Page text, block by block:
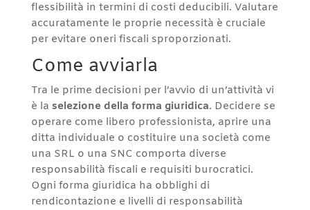
flessibilità in termini di costi deducibili. Valutare
accuratamente le proprie necessità è cruciale
per evitare oneri fiscali sproporzionati.
Come avviarla
Tra le prime decisioni per l’avvio di un’attività vi
è la selezione della forma giuridica. Decidere se
operare come libero professionista, aprire una
ditta individuale o costituire una società come
una SRL o una SNC comporta diverse
responsabilità fiscali e requisiti burocratici.
Ogni forma giuridica ha obblighi di
rendicontazione e livelli di responsabilità